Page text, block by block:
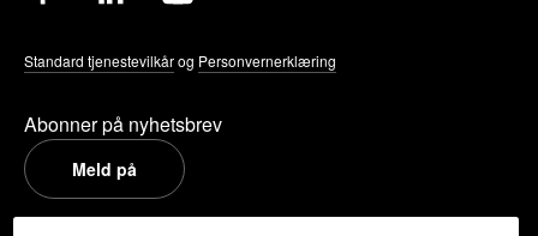
Standard tjenestevilkårog Personvernerklæring
Abonner på nyhetsbrev
Meld på